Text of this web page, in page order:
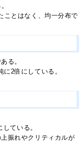
ことはなく、均一分布で
る。
2倍にしている。
ている。
振れやクリティカルが